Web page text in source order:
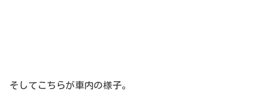
そしてこちらが車内の様子。